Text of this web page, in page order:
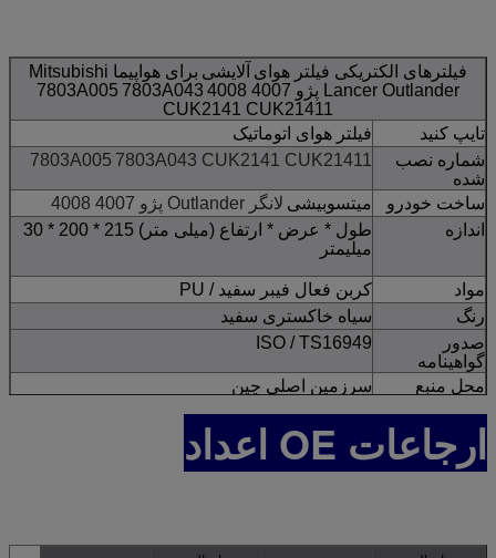
فیلترهای الکتریکی فیلتر هوای آلایشی برای هواپیما Mitsubishi
Lancer Outlander پژو 4007 4008
7803A005 7803A043
CUK2141 CUK21411
تایپ کنید
فیلتر هوای اتوماتیک
شماره نصب
شده
7803A005 7803A043 CUK2141 CUK21411
ساخت خودرو میتسوبیشی لانگر Outlander پژو 4007 4008
اندازه
طول * عرض * ارتفاع (میلی متر) 215 * 200 * 30
میلیمتر
مواد
کربن فعال فیبر سفید / PU
رنگ
سیاه خاکستری سفید
صدور
گواهینامه
ISO / TS16949
محل منبع
سرزمین اصلی چین
سرویس
OEM و ODM
افت فشار
اولیه
<= 0.3 کیلو بایت
ارجاعات OE اعداد